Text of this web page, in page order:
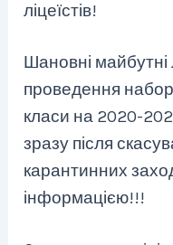
ліцеїстів!
Шановні майбутні
проведення
класи на 2020-
зразу після
карантинних
інформацією!!!